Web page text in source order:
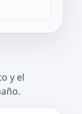
y el